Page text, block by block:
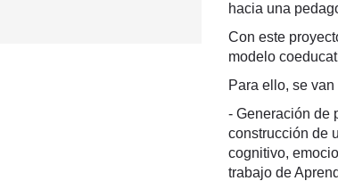
hacia una
Con este
modelo
Para ello, se
- Generación de
construcción de
cognitivo,
trabajo de